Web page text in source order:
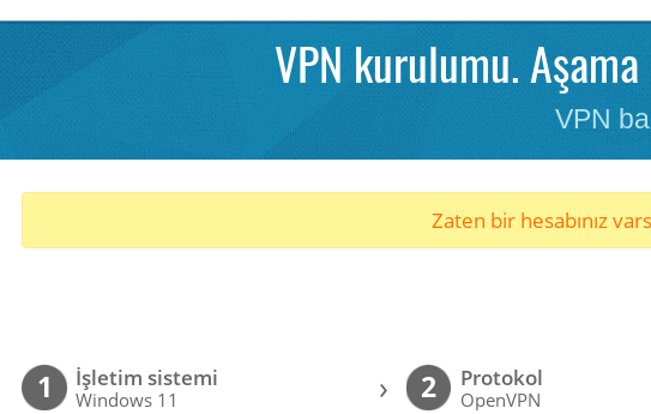
VPN kurulumu.
VPN
Zaten bir hesabınız
1 İşletim sistemi
Windows 11 › 2 Protokol
OpenVPN